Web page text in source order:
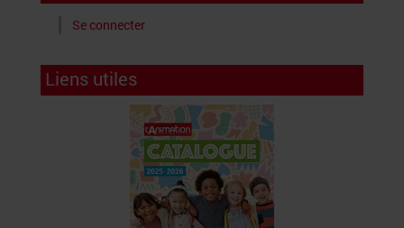
Se connecter
Liens utiles